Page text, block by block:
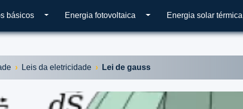
básicos Energia fotovoltaica Energia solar térmica
Leis da eletricidade Lei de gauss